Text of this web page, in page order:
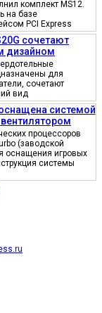
комплект MS12.
на базе
PCI Express
сочетают
дизайном
для
сочетают
вид
системой
процессоров
(заводской
оснащения игровых
системы